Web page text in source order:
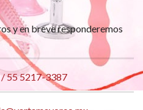
y en breve responderemos
55 5217-3387